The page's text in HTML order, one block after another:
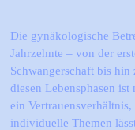
Die gynäkologische
Jahrzehnte – von der
Schwangerschaft bis
diesen Lebensphasen
ein
individuelle Themen